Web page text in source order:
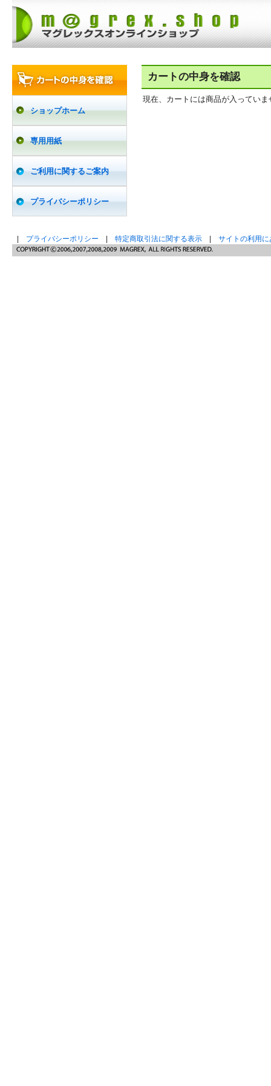
ショップホーム
専用用紙
ご利用に関するご案内
プライバシーポリシー
カートの中身を確認
現在、カートには商品が入っていま
プライバシーポリシー 特定商取引法に関する表示 サイトの利用に